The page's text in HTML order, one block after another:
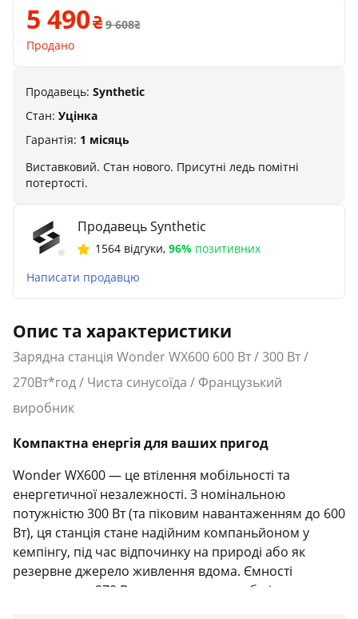
5 490
9 608
Продано
Продавець: Synthetic
Стан: Уцінка
Гарантія: 1 місяць
Виставковий. Стан нового. Присутні ледь помітні
потертості.
Продавець Synthetic
1564 відгуки, 96% позитивних
Написати продавцю
Опис та характеристики
Зарядна станція Wonder WX600 600 Вт / 300 Вт /
270Вт*год / Чиста синусоїда / Французький
виробник
Компактна енергія для ваших пригод
Wonder WX600 — це втілення мобільності та
енергетичної незалежності. З номінальною
потужністю 300 Вт (та піковим навантаженням до 600
Вт), ця станція стане надійним компаньйоном у
кемпінгу, під час відпочинку на природі або як
резервне джерело живлення вдома. Ємності
акумулятора 270 Вт·год вистачить, щоб підтримувати